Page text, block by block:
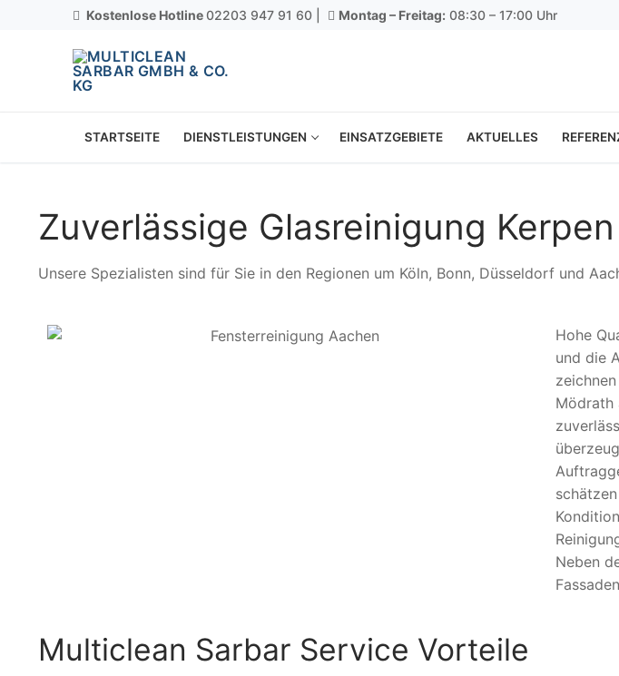
Kostenlose Hotline02203 947 91 60 | Montag – Freitag: 08:30 – 17:00 Uhr
STARTSEITE DIENSTLEISTUNGEN EINSATZGEBIETE AKTUELLES
Zuverlässige Glasreinigung
Unsere Spezialisten sind für Sie in den Regionen um Köln, Bonn, Düsseldorf und
Hohe
und die
Mödrath
Neben
Multiclean Sarbar Service Vorteile